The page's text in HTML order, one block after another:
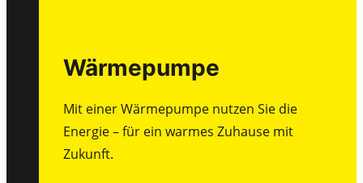
Wärmepumpe
Mit einer Wärmepumpe nutzen Sie die
Energie – für ein warmes Zuhause mit
Zukunft.